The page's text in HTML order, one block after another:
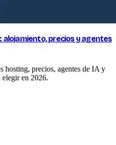
alojamiento, precios y agentes
hosting, precios, agentes de IA y
elegir en 2026.